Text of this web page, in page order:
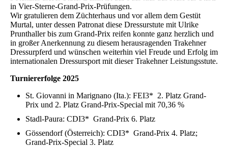
in Vier-Sterne-Grand-Prix-Prüfungen.
Wir gratulieren dem Züchterhaus und vor allem dem Gestüt
Murtal, unter dessen Patronat diese Dressurstute mit Ulrike
Prunthaller bis zum Grand-Prix reifen konnte ganz herzlich und
in großer Anerkennung zu diesem herausragenden Trakehner
Dressurpferd und wünschen weiterhin viel Freude und Erfolg im
internationalen Dressursport mit dieser Trakehner Leistungsstute.
Turniererfolge 2025
St. Giovanni in Marignano (Ita.): FEI3* 2. Platz Grand-
Prix und 2. Platz Grand-Prix-Special mit 70,36 %
Stadl-Paura: CDI3* Grand-Prix 6. Platz
Gössendorf (Österreich): CDI3* Grand-Prix 4. Platz;
Grand-Prix-Special 3. Platz